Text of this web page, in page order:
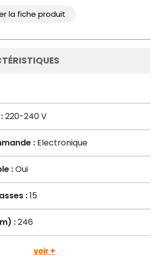
la fiche produit
220-240 V
: Electronique
:Oui
:15
:246
voir +